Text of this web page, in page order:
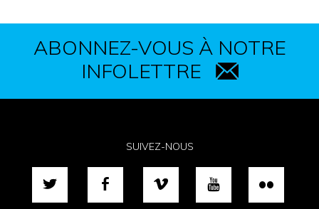
ABONNEZ-VOUS À NOTRE
INFOLETTRE
SUIVEZ-NOUS